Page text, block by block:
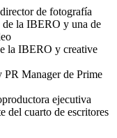
de fotografía
de la IBERO y una de
la IBERO y creative
PR Manager de Prime
ejecutiva
del cuarto de escritores